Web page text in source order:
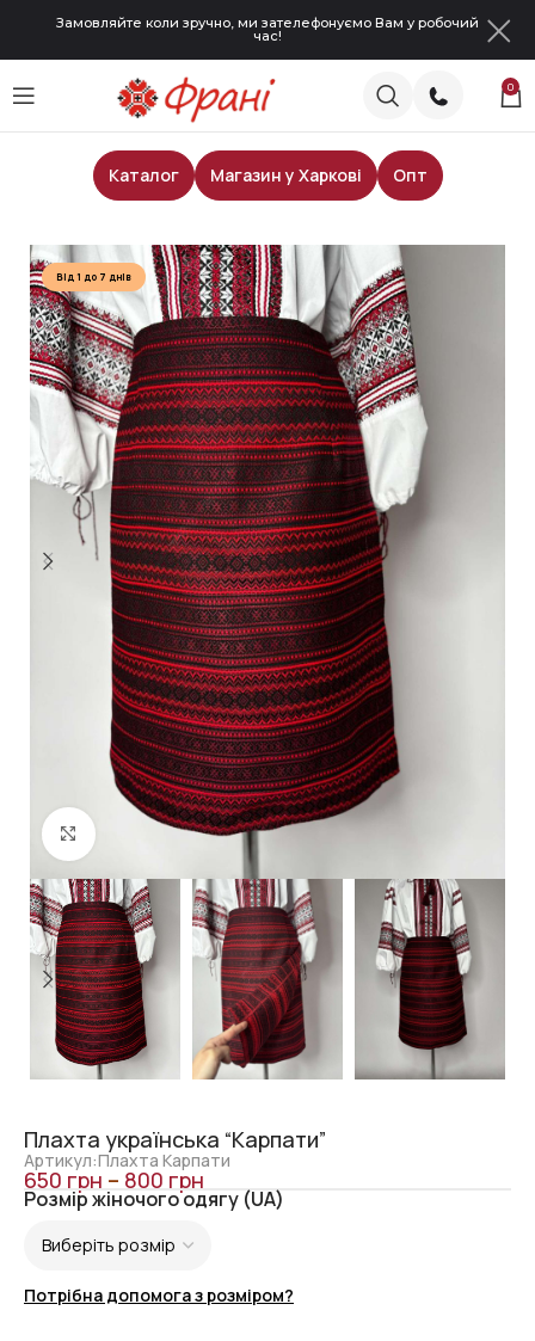
Замовляйте коли зручно, ми зателефонуємо Вам у робочий
час!
0
Каталог Магазин у Харкові
Опт
Сценічні костюми
Від 1 до 7 днів
Click to enlarge
Плахта українська “Карпати”
Артикул:Плахта Карпати
650 грн – 800 грн
Розмір жіночого одягу (UA)
Потрібна допомога з розміром?